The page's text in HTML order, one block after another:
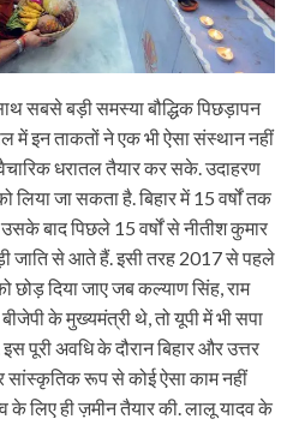
सबसे बड़ी समस्या बौद्धिक पिछड़ापन
में इन ताकतों ने एक भी ऐसा संस्थान नहीं
धरातल तैयार कर सके. उदाहरण
लिया जा सकता है. बिहार में 15 वर्षों तक
बाद पिछले 15 वर्षों से नीतीश कुमार
जाति से आते हैं. इसी तरह 2017 से पहले
छोड़ दिया जाए जब कल्याण सिंह, राम
के मुख्यमंत्री थे, तो यूपी में भी सपा
पूरी अवधि के दौरान बिहार और उत्तर
सांस्कृतिक रूप से कोई ऐसा काम नहीं
के लिए ही ज़मीन तैयार की. लालू यादव के